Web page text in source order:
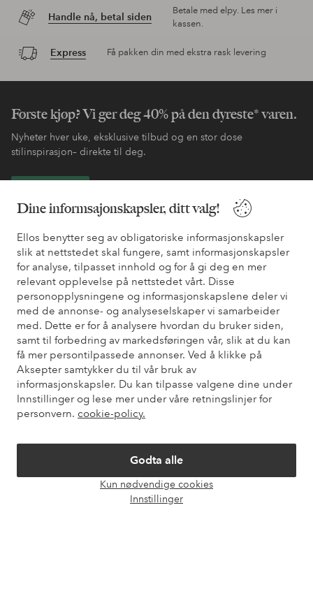
Dine informsajonskapsler, ditt valg!
Ellos benytter seg av obligatoriske informasjonskapsler
slik at nettstedet skal fungere, samt informasjonskapsler
for analyse, tilpasset innhold og for å gi deg en mer
relevant opplevelse på nettstedet vårt. Disse
personopplysningene og informasjonskapslene deler vi
med de annonse- og analyseselskaper vi samarbeider
med. Dette er for å analysere hvordan du bruker siden,
samt til forbedring av markedsføringen vår, slik at du kan
få mer persontilpassede annonser. Ved å klikke på
Aksepter samtykker du til vår bruk av
informasjonskapsler. Du kan tilpasse valgene dine under
Innstillinger og lese mer under våre retningslinjer for
personvern. cookie-policy.
Godta alle
Kun nødvendige cookies
Innstillinger
Handle nå, betal siden
Betale med elpy. Les mer i
kassen.
Express Få pakken din med ekstra rask levering
Første kjøp? Vi ger deg 40% på den dyreste* varen.
Nyheter hver uke, eksklusive tilbud og en stor dose
stilinspirasjon– direkte til deg.
Trenger du hjelp?
Du finner svar på de vanligste spørsmålene i vår FAQ. Du finner
også informasjon om hvordan du kan kontakte oss.
Kundeservice Bestilling Betalingsmåte
Mine sider
Om Ellos